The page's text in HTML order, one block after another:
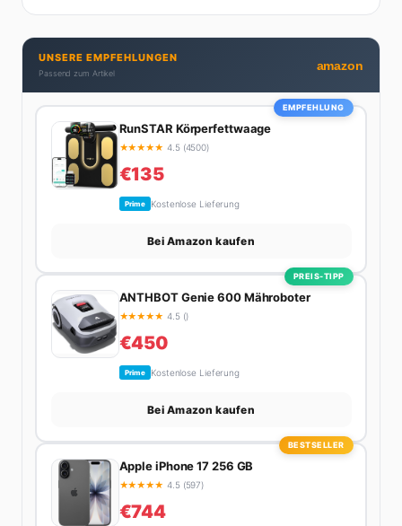
Privatleben unter einen Hut bekommt. Privat ist sie
bekennende Kaffee-Süchtige (3+ Tassen am Tag,
Minimum), Podcast-Hörerin und verbringt ihre
Wochenenden am liebsten in der Natur oder auf dem
UNSERE EMPFEHLUNGEN
Passend zum Artikel
amazon
EMPFEHLUNG
RunSTAR Körperfettwaage
★★★★★ 4.5 (4500)
€135
Prime Kostenlose Lieferung
Bei Amazon kaufen
PREIS-TIPP
ANTHBOT Genie 600 Mähroboter
★★★★★ 4.5 ()
€450
Prime Kostenlose Lieferung
Bei Amazon kaufen
BESTSELLER
Apple iPhone 17 256 GB
★★★★★ 4.5 (597)
€744